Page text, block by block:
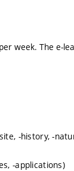
week. The e-
-history, -
-applications)